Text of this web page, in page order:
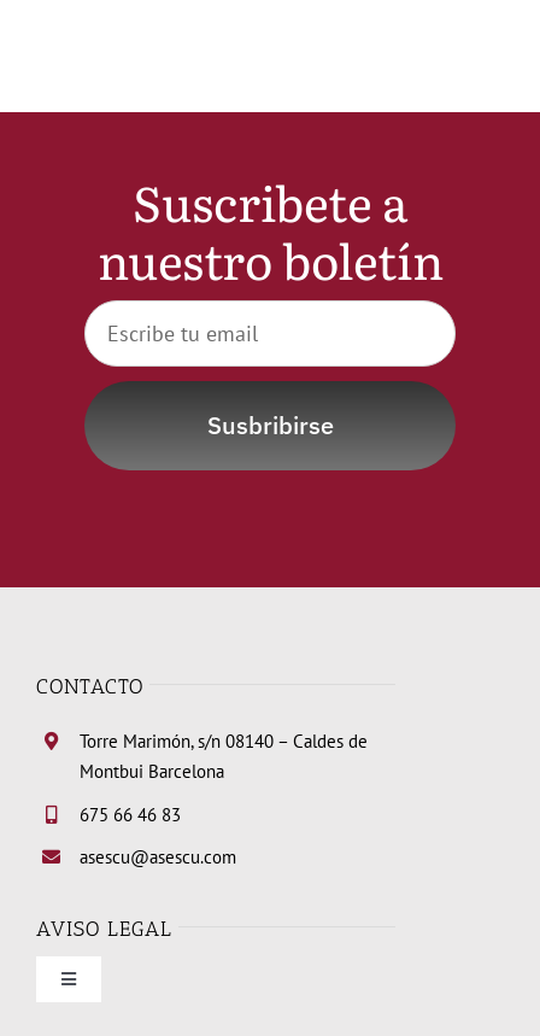
WooCommerce My Account
WooCommerce Cart
Suscribete a
nuestro boletín
Susbribirse
CONTACTO
Torre Marimón, s/n 08140 – Caldes de
Montbui Barcelona
675 66 46 83
asescu@asescu.com
AVISO LEGAL
Toggle